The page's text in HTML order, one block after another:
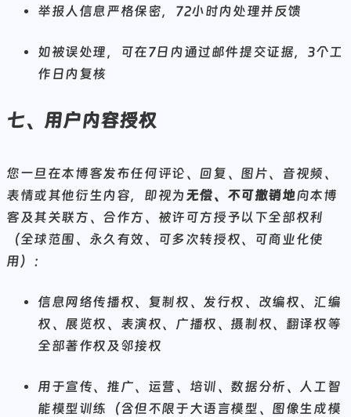
举报人信息严格保密，72小时内处理并反馈
如被误处理，可在7日内通过邮件提交证据，3个工
作日内复核
七、用户内容授权
您一旦在本博客发布任何评论、回复、图片、音视频、
表情或其他衍生内容，即视为 无偿、不可撤销地向本博
客及其关联方、合作方、被许可方授予以下全部权利
（全球范围、永久有效、可多次转授权、可商业化使
用）：
信息网络传播权、复制权、发行权、改编权、汇编
权、展览权、表演权、广播权、摄制权、翻译权等
全部著作权及邻接权
用于宣传、推广、运营、培训、数据分析、人工智
能模型训练（含但不限于大语言模型、图像生成模